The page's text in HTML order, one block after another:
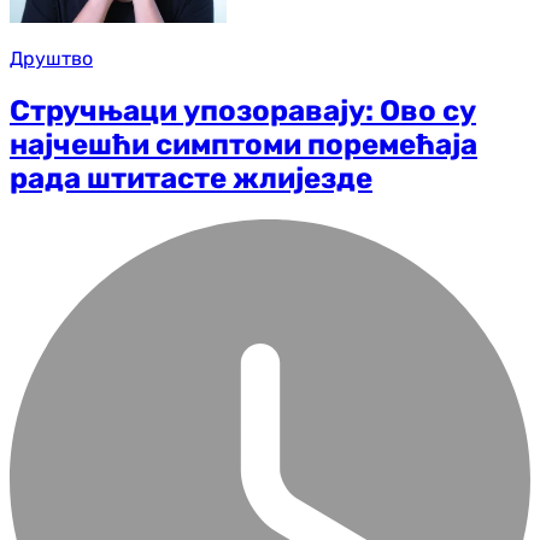
Друштво
Стручњаци упозоравају: Ово су
најчешћи симптоми поремећаја
рада штитасте жлијезде